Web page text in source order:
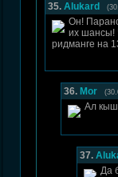
35. Alukard
Он!
их шансы!
ридманге на
36. Mor
Ал
37.
Да